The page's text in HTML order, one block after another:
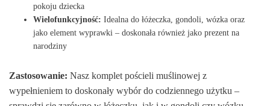
pokoju dziecka
Wielofunkcyjność: Idealna do łóżeczka, gondoli, wózka oraz
jako element wyprawki – doskonała również jako prezent na
narodziny
Zastosowanie: Nasz komplet pościeli muślinowej z
wypełnieniem to doskonały wybór do codziennego użytku –